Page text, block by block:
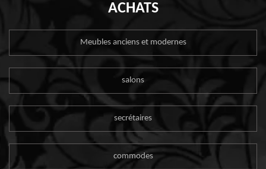
ACHATS
Meubles anciens et modernes
salons
secrétaires
commodes